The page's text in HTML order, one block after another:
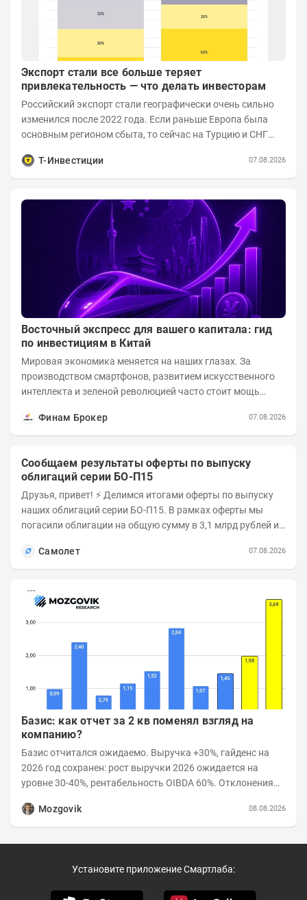
Экспорт стали все больше теряет
привлекательность — что делать инвесторам
Российский экспорт стали географически очень сильно
изменился после 2022 года. Если раньше Европа была
основным регионом сбыта, то сейчас на Турцию и СНГ
Т-Инвестиции
07.08.2026
Восточный экспресс для вашего капитала: гид
по инвестициям в Китай
Мировая экономика меняется на наших глазах. За
производством смартфонов, развитием искусственного
интеллекта и зеленой революцией часто стоит мощь
Финам Брокер
07.08.2026
Сообщаем результаты оферты по выпуску
облигаций серии БО-П15
Друзья, привет! ⚡️ Делимся итогами оферты по выпуску
наших облигаций серии БО-П15. В рамках оферты мы
погасили облигации на общую сумму в 3,1 млрд рублей из
Самолет
07.08.2026
Базис: как отчет за 2 кв поменял взгляд на
компанию?
Базис отчитался ожидаемо. Выручка +30%, гайденс на
2026 год сохранен: рост выручки 2026 ожидается на
уровне 30-40%, рентабельность OIBDA 60%. Отклонения
Mozgovik
08.08.2026
Установите приложение Смартлаба: